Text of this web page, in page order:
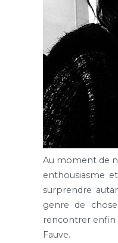
Au moment de
enthousiasme
surprendre
genre de
rencontrer enfin
Fauve.